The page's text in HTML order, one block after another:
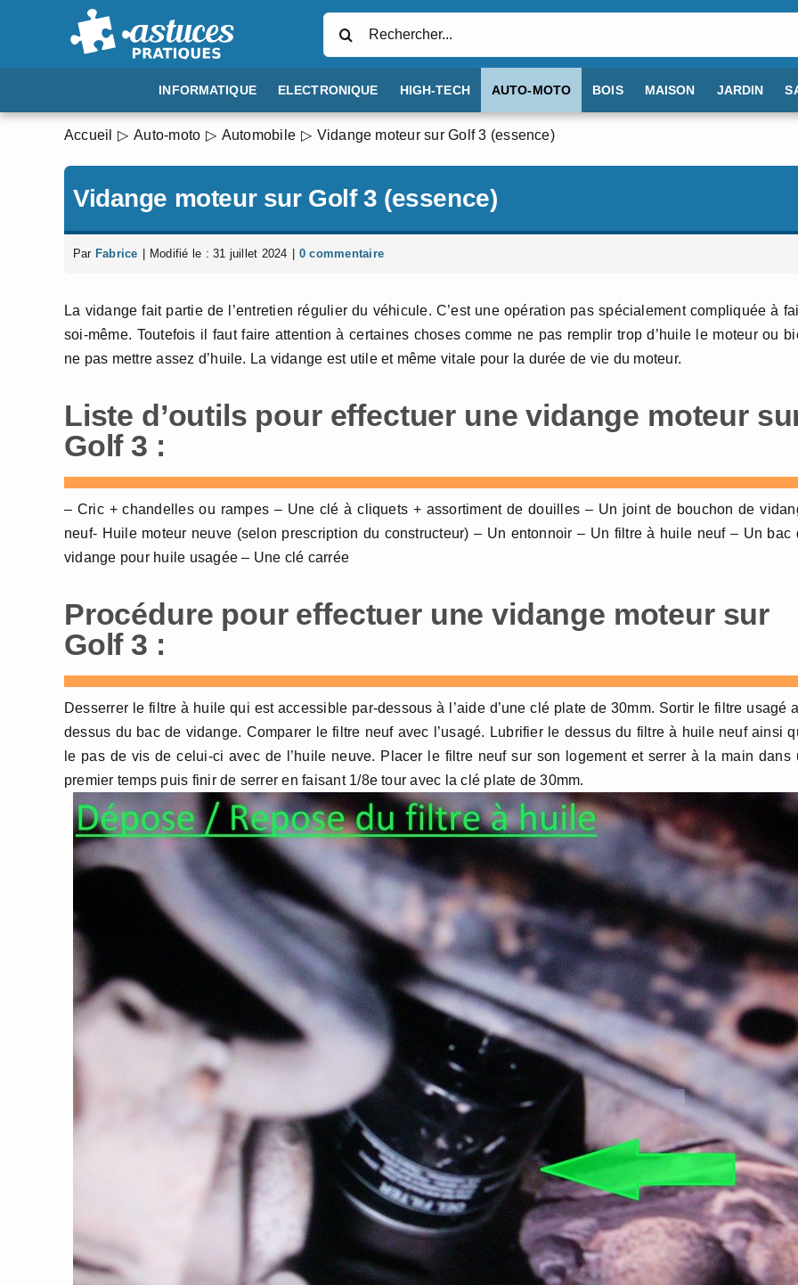
INFORMATIQUE ELECTRONIQUE HIGH-TECH AUTO-MOTO BOIS MAISON JARDIN
Accueil Auto-moto Automobile Vidange moteur sur Golf 3 (essence)
Vidange moteur sur Golf 3 (essence)
Par Fabrice Modifié le : 31 juillet 2024 0 commentaire
La vidange fait partie de l’entretien régulier du véhicule. C’est une opération pas spécialement compliquée à
soi-même. Toutefois il faut faire attention à certaines choses comme ne pas remplir trop d’huile le moteur ou
ne pas mettre assez d’huile. La vidange est utile et même vitale pour la durée de vie du moteur.
Liste d’outils pour effectuer une vidange moteur
Golf 3 :
– Cric + chandelles ou rampes – Une clé à cliquets + assortiment de douilles – Un joint de bouchon de
neuf- Huile moteur neuve (selon prescription du constructeur) – Un entonnoir – Un filtre à huile neuf – Un bac
vidange pour huile usagée – Une clé carrée
Procédure pour effectuer une vidange moteur sur
Golf 3 :
Desserrer le filtre à huile qui est accessible par-dessous à l’aide d’une clé plate de 30mm. Sortir le filtre usagé
dessus du bac de vidange. Comparer le filtre neuf avec l’usagé. Lubrifier le dessus du filtre à huile neuf ainsi
le pas de vis de celui-ci avec de l’huile neuve. Placer le filtre neuf sur son logement et serrer à la main dans
premier temps puis finir de serrer en faisant 1/8e tour avec la clé plate de 30mm.